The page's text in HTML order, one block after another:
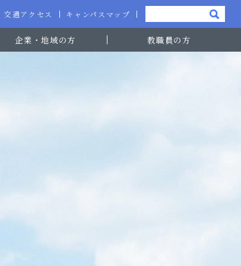
交通アクセス キャンパスマップ
企業・地域の方 教職員の方